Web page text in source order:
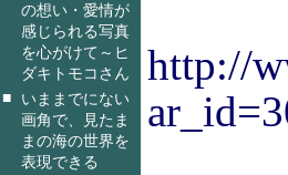
の想い・愛情が
感じられる写真
を心がけて～ヒ
ダキトモコさん
■
いままでにない
画角で、見たま
まの海の世界を
表現できる
http://